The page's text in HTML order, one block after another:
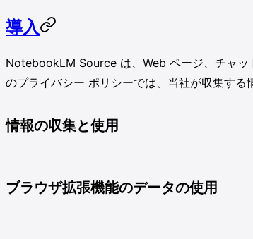
導入
NotebookLM Source は、Web ページ、チャッ
のプライバシー ポリシーでは、当社が収集する
情報の収集と使用
ブラウザ拡張機能のデータの使用